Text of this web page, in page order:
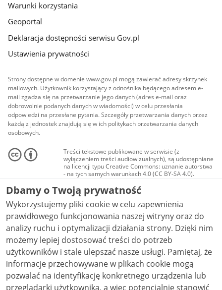
Warunki korzystania
Geoportal
Deklaracja dostępności serwisu Gov.pl
Ustawienia prywatności
Strony dostępne w domenie www.gov.pl mogą zawierać adresy skrzynek
mailowych. Użytkownik korzystający z odnośnika będącego adresem e-
mail zgadza się na przetwarzanie jego danych (adres e-mail oraz
dobrowolnie podanych danych w wiadomości) w celu przesłania
odpowiedzi na przesłane pytania. Szczegóły przetwarzania danych przez
każdą z jednostek znajdują się w ich politykach przetwarzania danych
osobowych.
Treści tekstowe publikowane w serwisie (z
wyłączeniem treści audiowizualnych), są udostępniane
na licencji typu Creative Commons: uznanie autorstwa
- na tych samych warunkach 4.0 (CC BY-SA 4.0).
Materiały audiowizualne, w tym zdjęcia, materiały
audio i wideo, są udostępniane na licencji typu
Creative Commons: uznanie autorstwa użycie
niekomercyjne - bez utworów zależnych 4.0 (CC BY-
NC-ND 4.0), o ile nie jest to stwierdzone inaczej.
Dbamy o Twoją prywatność
Wykorzystujemy pliki cookie w celu zapewnienia
prawidłowego funkcjonowania naszej witryny oraz do
analizy ruchu i optymalizacji działania strony. Dzięki nim
możemy lepiej dostosować treści do potrzeb
użytkowników i stale ulepszać nasze usługi. Pamiętaj, że
informacje przechowywane w plikach cookie mogą
pozwalać na identyfikację konkretnego urządzenia lub
przeglądarki użytkownika, a więc potencjalnie stanowić